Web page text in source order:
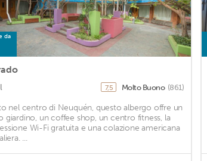
da
7,5 Molto Buono (861)
nel centro di Neuquén, questo albergo offre un
giardino, un coffee shop, un centro fitness, la
Wi-Fi gratuita e una colazione americana
...